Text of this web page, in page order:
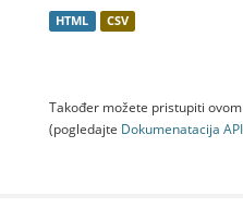
HTML CSV
Također možete pristupiti
(pogledajte Dokumenаtаcijа